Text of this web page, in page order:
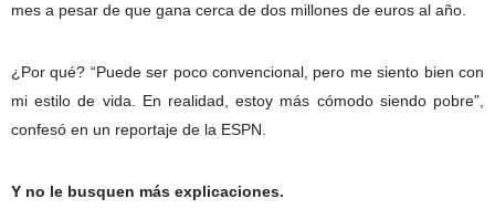
mes a pesar de que gana cerca de dos millones de euros al año.
¿Por qué? “Puede ser poco convencional, pero me siento bien con
mi estilo de vida. En realidad, estoy más cómodo siendo pobre”,
confesó en un reportaje de la ESPN.
Y no le busquen más explicaciones.